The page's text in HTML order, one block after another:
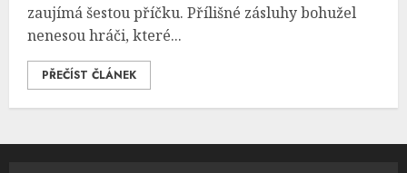
zaujímá šestou příčku. Přílišné zásluhy bohužel
nenesou hráči, které...
PŘEČÍST ČLÁNEK